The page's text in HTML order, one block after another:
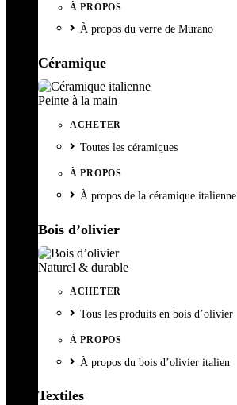
À PROPOS
À propos du verre de Murano
Céramique
Peinte à la main
ACHETER
Toutes les céramiques
À PROPOS
À propos de la céramique italienne
Bois d’olivier
Naturel & durable
ACHETER
Tous les produits en bois d’olivier
À PROPOS
À propos du bois d’olivier italien
Textiles